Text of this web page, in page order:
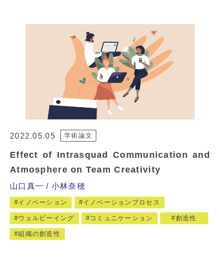
2022.05.05 学術論文
Effect of Intrasquad Communication and
Atmosphere on Team Creativity
山口真一 小林奈穂
イノベーション イノベーションプロセス
ウェルビーイング コミュニケーション 創造性
組織の創造性